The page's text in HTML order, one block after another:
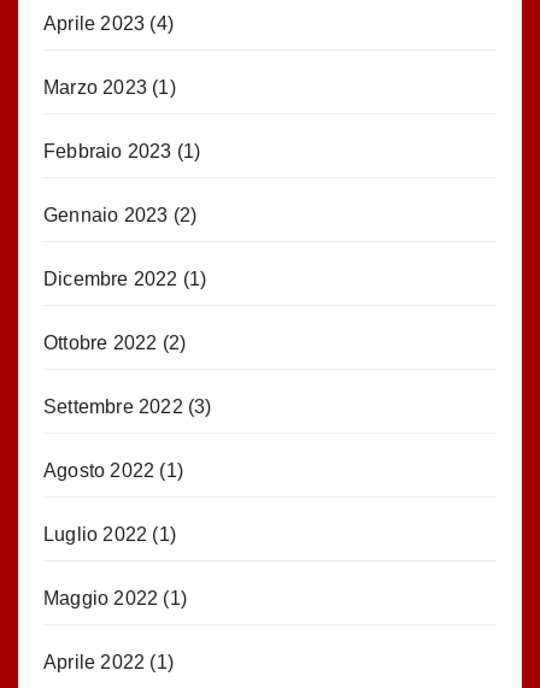
Aprile 2023 (4)
Marzo 2023 (1)
Febbraio 2023 (1)
Gennaio 2023 (2)
Dicembre 2022 (1)
Ottobre 2022 (2)
Settembre 2022 (3)
Agosto 2022 (1)
Luglio 2022 (1)
Maggio 2022 (1)
Aprile 2022 (1)